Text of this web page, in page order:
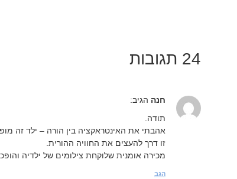
24 תגובות
חנה הגיב:
תודה.
אהבתי את האינטראקציה בין הורה – ילד זה
זו דרך להעצים את החוויה ההורית.
מכירה אומנית שלוקחת צילומים של ילדיה
הגב